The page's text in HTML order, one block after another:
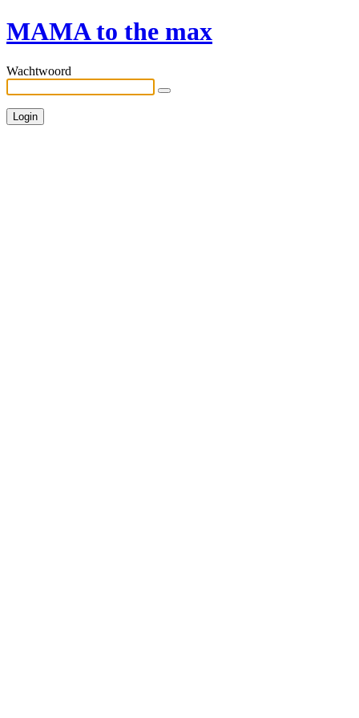
MAMA to the max
Wachtwoord